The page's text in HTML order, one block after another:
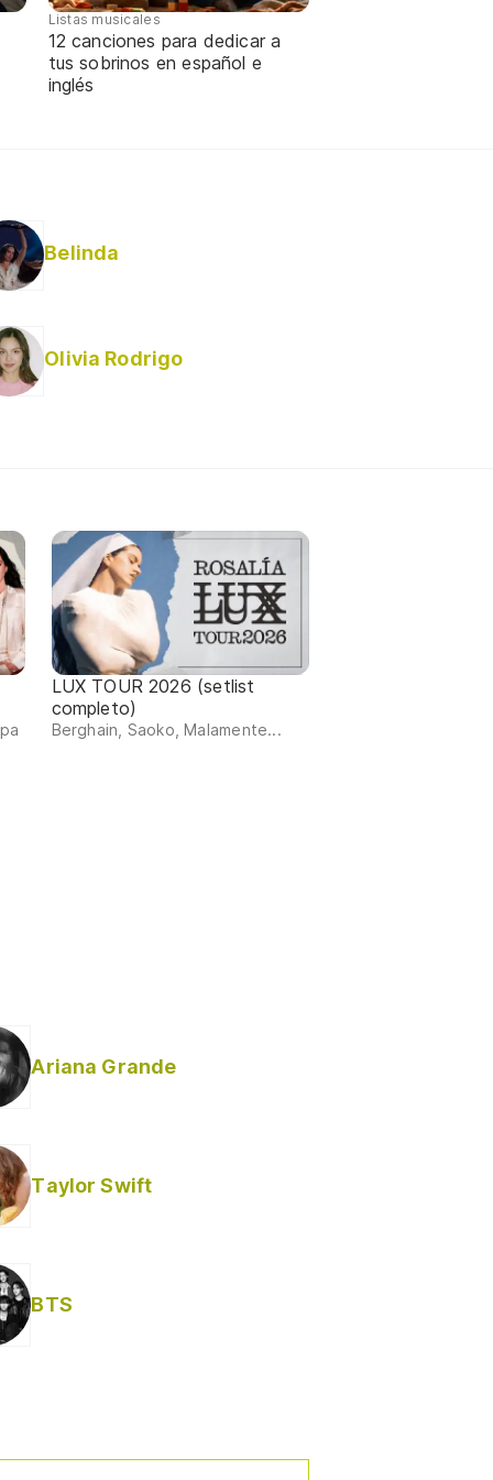
Listas musicales
12 canciones para dedicar a
tus sobrinos en español e
inglés
Belinda
Olivia Rodrigo
LUX TOUR 2026 (setlist
completo)
Berghain, Saoko, Malamente...
Ariana Grande
Taylor Swift
BTS